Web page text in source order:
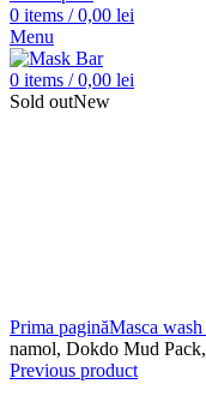
0 items / 0,00 lei
Menu
0 items / 0,00 lei
Sold outNew
Prima paginăMasca
namol, Dokdo Mud
Previous product